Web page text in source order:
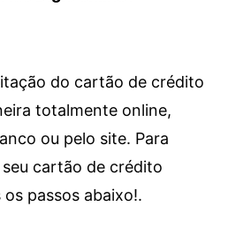
do cartão de crédito
totalmente online,
ou pelo site. Para
cartão de crédito
passos abaixo!.